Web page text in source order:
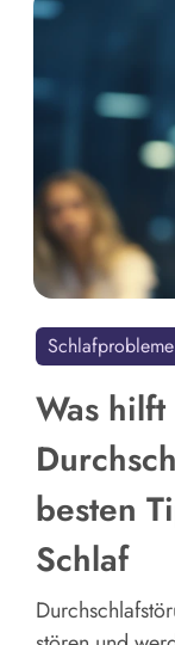
Schlafprobleme
Was
besten
Schlaf